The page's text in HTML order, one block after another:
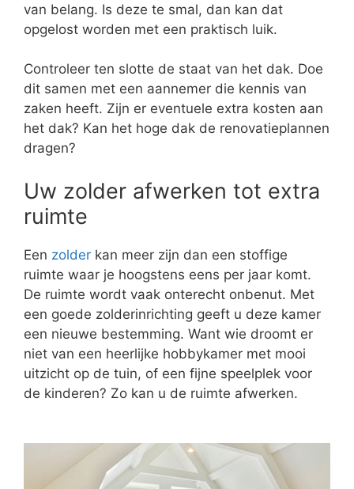
van belang. Is deze te smal, dan kan dat
opgelost worden met een praktisch luik.
Controleer ten slotte de staat van het dak. Doe
dit samen met een aannemer die kennis van
zaken heeft. Zijn er eventuele extra kosten aan
het dak? Kan het hoge dak de renovatieplannen
dragen?
Uw zolder afwerken tot extra
ruimte
Een zolder kan meer zijn dan een stoffige
ruimte waar je hoogstens eens per jaar komt.
De ruimte wordt vaak onterecht onbenut. Met
een goede zolderinrichting geeft u deze kamer
een nieuwe bestemming. Want wie droomt er
niet van een heerlijke hobbykamer met mooi
uitzicht op de tuin, of een fijne speelplek voor
de kinderen? Zo kan u de ruimte afwerken.